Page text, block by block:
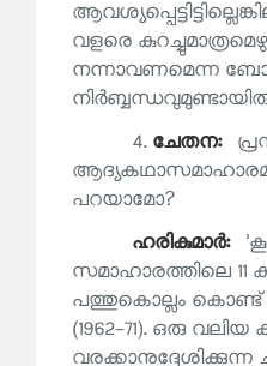
വളരെ
നന്നാവണമെന്ന
4. ചേതന:
പറയാമോ?
ഹരികുമാര്‍:
സമാഹാരത്തിലെ
പത്തുകൊല്ലം
(1962-71). ഒരു
വരക്കാനുദ്ദേശിക്കുന്ന